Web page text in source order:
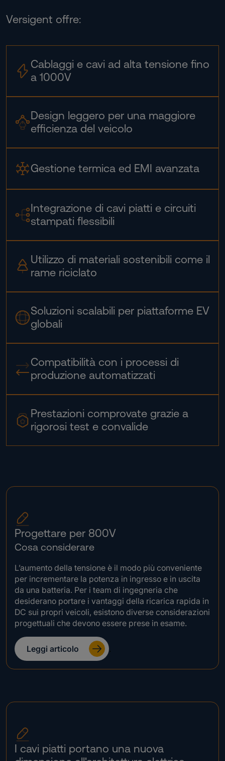
Versigent offre:
Cablaggi e cavi ad alta tensione fino
a 1000V
Design leggero per una maggiore
efficienza del veicolo
Gestione termica ed EMI avanzata
Integrazione di cavi piatti e circuiti
stampati flessibili
Utilizzo di materiali sostenibili come il
rame riciclato
Soluzioni scalabili per piattaforme EV
globali
Compatibilità con i processi di
produzione automatizzati
Prestazioni comprovate grazie a
rigorosi test e convalide
Progettare per 800V
Cosa considerare
L’aumento della tensione è il modo più conveniente
per incrementare la potenza in ingresso e in uscita
da una batteria. Per i team di ingegneria che
desiderano portare i vantaggi della ricarica rapida in
DC sui propri veicoli, esistono diverse considerazioni
progettuali che devono essere prese in esame.
Leggi articolo .
I cavi piatti portano una nuova